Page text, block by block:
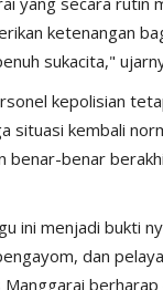
ketenangan
sukacita,"
kepolisian
kembali
benar-benar
ini menjadi bukti
dan